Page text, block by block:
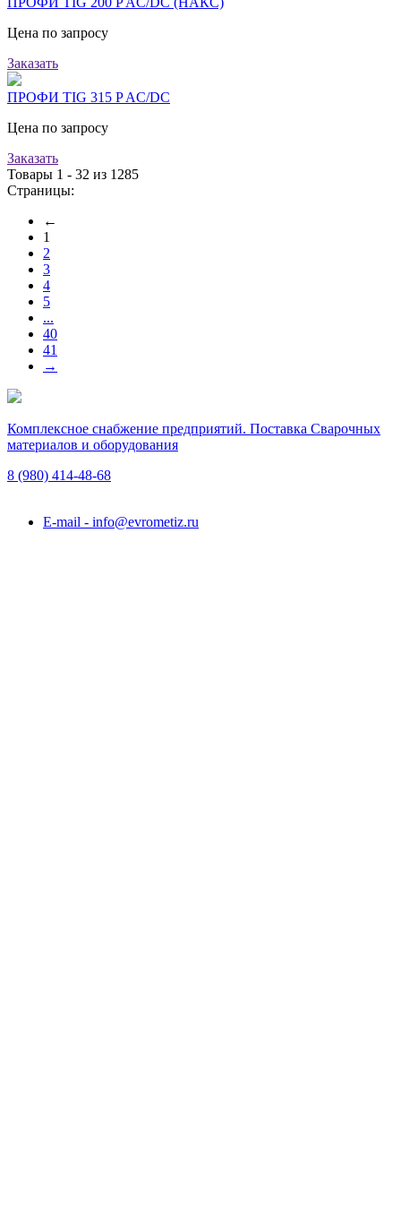
Цена по запросу
Заказать
ПРОФИ TIG 315 P AC/DC
Цена по запросу
Заказать
Товары 1 - 32 из 1285
Страницы:
←
1
2
3
4
5
...
40
41
→
Комплексное снабжение предприятий. Поставка Сварочных
материалов и оборудования
8 (980) 414-48-68
E-mail - info@evrometiz.ru